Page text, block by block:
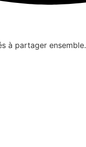
à partager ensemble.